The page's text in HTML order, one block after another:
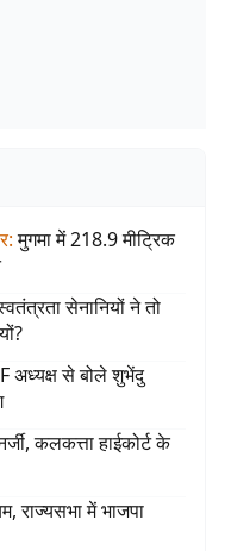
: मुगमा में 218.9 मीट्रिक
सेनानियों ने तो
अध्यक्ष से बोले शुभेंदु
कलकत्ता हाईकोर्ट के
राज्यसभा में भाजपा